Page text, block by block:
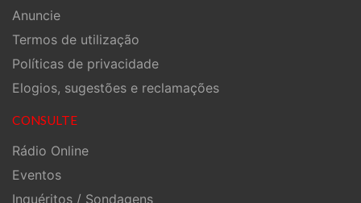
Anuncie
Termos de utilização
Políticas de privacidade
Elogios, sugestões e reclamações
CONSULTE
Rádio Online
Eventos
Inquéritos / Sondagens